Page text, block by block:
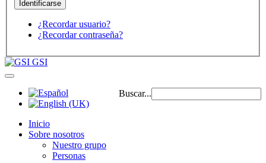
¿Recordar usuario?
¿Recordar contraseña?
GSI
Buscar...
Inicio
Sobre nosotros
Nuestro grupo
Personas